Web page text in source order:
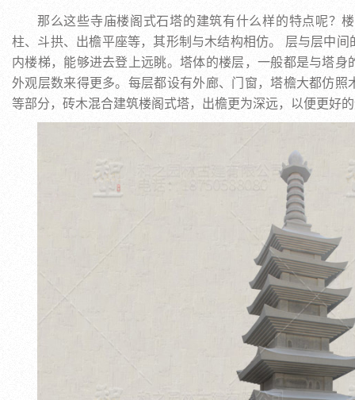
那么这些寺庙楼阁式石塔的建筑有什么样的特点呢？
柱、斗拱、出檐平座等，其形制与木结构相仿。 层与层中
内楼梯，能够进去登上远眺。塔体的楼层，一般都是与塔
外观层数来得更多。每层都设有外廊、门窗，塔檐大都仿
等部分，砖木混合建筑楼阁式塔，出檐更为深远，以便更好